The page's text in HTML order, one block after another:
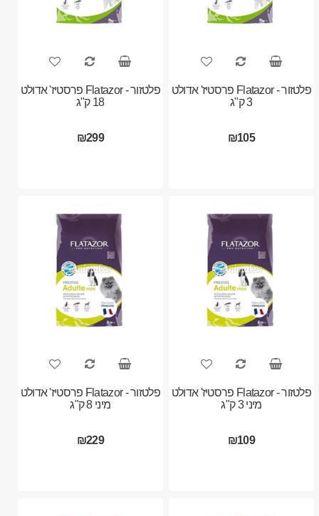
פלטזור - Flatazor פרסטיז' אדולט
3 ק"ג
₪105
פלטזור - Flatazor פרסטיז' אדולט
18 ק"ג
₪299
פלטזור - Flatazor פרסטיז' אדולט
מיני 3 ק"ג
₪109
פלטזור - Flatazor פרסטיז' אדולט
מיני 8 ק"ג
₪229